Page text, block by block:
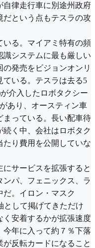
自律走行車に別途州政府
だという点もテスラの攻
いる。マイアミ特有の頻
システムに最も厳しい
発売をビジョンオンリ
ている。テスラは去る5
介入したロボタクシー
あり、オースティン車
まっている。長い配車待
く中、会社はロボタク
たり費用を公開していな
にサービスを拡張すると
パ、フェニックス、ラ
だ。イロン・マスク
として掲げてきただけ
く安着するかが拡張速度
今年に入って約７％下落
反転カードになること